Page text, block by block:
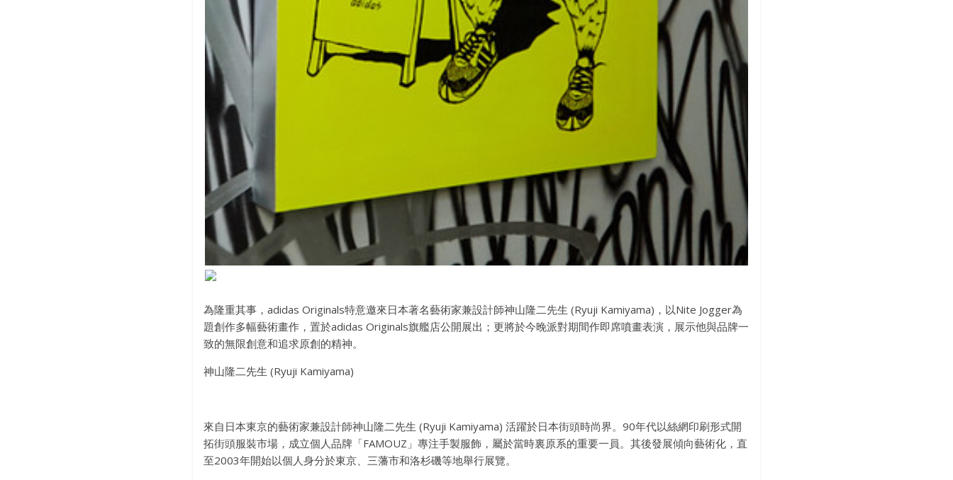
為隆重其事，adidas Originals特意邀來日本著名藝術家兼設計師神山隆二先生 (Ryuji Kamiyama)，以Nite Jogger為
題創作多幅藝術畫作，置於adidas Originals旗艦店公開展出；更將於今晚派對期間作即席噴畫表演，展示他與品牌一
致的無限創意和追求原創的精神。
神山隆二先生 (Ryuji Kamiyama)
來自日本東京的藝術家兼設計師神山隆二先生 (Ryuji Kamiyama) 活躍於日本街頭時尚界。90年代以絲網印刷形式開
拓街頭服裝市場，成立個人品牌「FAMOUZ」專注手製服飾，屬於當時裏原系的重要一員。其後發展傾向藝術化，直
至2003年開始以個人身分於東京、三藩市和洛杉磯等地舉行展覽。